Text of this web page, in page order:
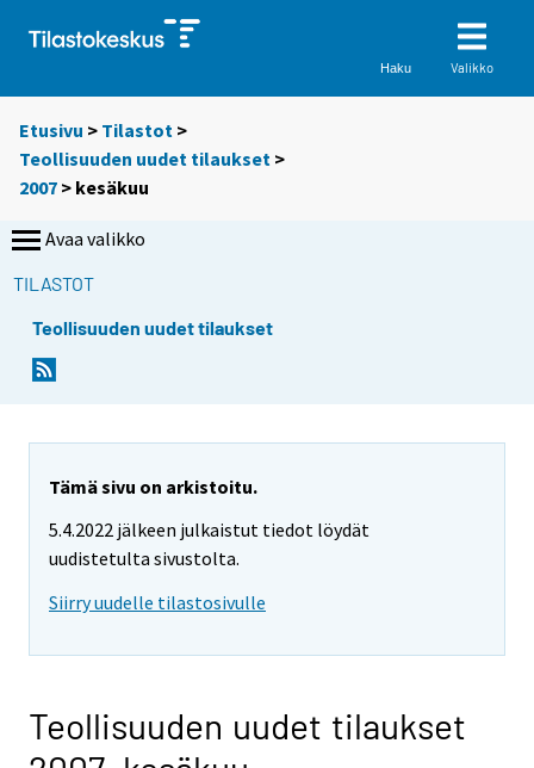
Haku Valikko
Etusivu > Tilastot >
Teollisuuden uudet tilaukset >
2007 > kesäkuu
Avaa valikko
TILASTOT
Teollisuuden uudet tilaukset
Tämä sivu on arkistoitu.
5.4.2022 jälkeen julkaistut tiedot löydät
uudistetulta sivustolta.
Siirry uudelle tilastosivulle
Teollisuuden uudet tilaukset